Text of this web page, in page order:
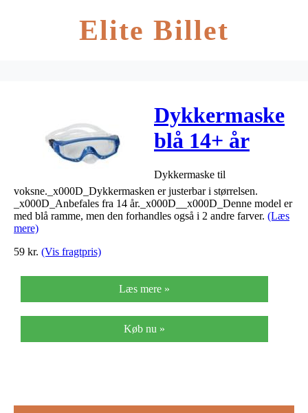
Elite Billet
Dykkermaske
blå 14+ år
Dykkermaske til
voksne._x000D_Dykkermasken er justerbar i størrelsen.
_x000D_Anbefales fra 14 år._x000D__x000D_Denne model er
med blå ramme, men den forhandles også i 2 andre farver. (Læs
mere)
59 kr. (Vis fragtpris)
Læs mere »
Køb nu »